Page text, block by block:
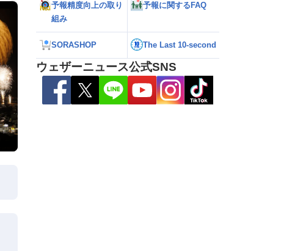
予報精度向上の取り
組み
予報に関するFAQ
SORASHOP The Last 10-second
ウェザーニュース公式SNS